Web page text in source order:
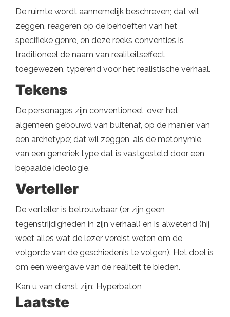
De ruimte wordt aannemelijk beschreven; dat wil
zeggen, reageren op de behoeften van het
specifieke genre, en deze reeks conventies is
traditioneel de naam van realiteitseffect
toegewezen, typerend voor het realistische verhaal.
Tekens
De personages zijn conventioneel, over het
algemeen gebouwd van buitenaf, op de manier van
een archetype; dat wil zeggen, als de metonymie
van een generiek type dat is vastgesteld door een
bepaalde ideologie.
Verteller
De verteller is betrouwbaar (er zijn geen
tegenstrijdigheden in zijn verhaal) en is alwetend (hij
weet alles wat de lezer vereist weten om de
volgorde van de geschiedenis te volgen). Het doel is
om een ​​weergave van de realiteit te bieden.
Kan u van dienst zijn: Hyperbaton
Laatste